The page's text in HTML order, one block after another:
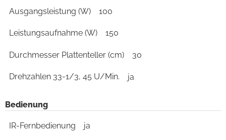
Ausgangsleistung (W) 100
Leistungsaufnahme (W) 150
Durchmesser Plattenteller (cm) 30
Drehzahlen 33-1/3, 45 U/Min. ja
Bedienung
IR-Fernbedienung ja